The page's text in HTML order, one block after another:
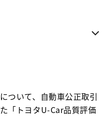
ついて、自動車公正取引
「トヨタU-Car品質評価